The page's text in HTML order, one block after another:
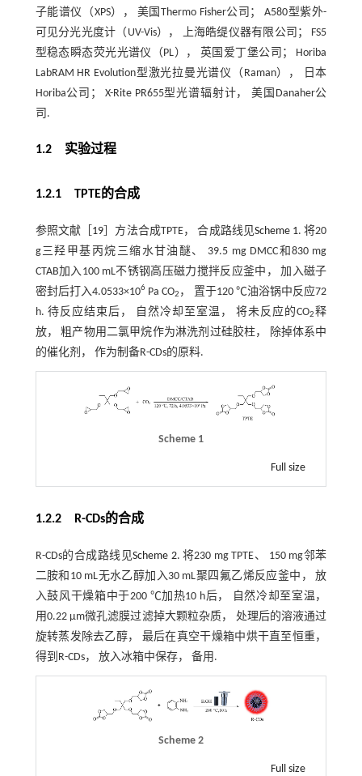
子能谱仪（XPS）， 美国Thermo Fisher公司； A580型紫外-
可见分光光度计（UV-Vis）， 上海皓缇仪器有限公司； FS5
型稳态瞬态荧光光谱仪（PL）， 英国爱丁堡公司； Horiba
LabRAM HR Evolution型激光拉曼光谱仪（Raman）， 日本
Horiba公司； X-Rite PR655型光谱辐射计， 美国Danaher公
司.
1.2 实验过程
1.2.1 TPTE的合成
参照文献［ 19 ］方法合成TPTE， 合成路线见Scheme 1. 将20
g三羟甲基丙烷三缩水甘油醚、 39.5 mg DMCC和830 mg
CTAB加入100 mL不锈钢高压磁力搅拌反应釜中， 加入磁子
密封后打入4.0533×106 Pa CO2 ， 置于120 ℃油浴锅中反应72
h. 待反应结束后， 自然冷却至室温， 将未反应的CO2释
放， 粗产物用二氯甲烷作为淋洗剂过硅胶柱， 除掉体系中
的催化剂， 作为制备R-CDs的原料.
Scheme 1
Full size
1.2.2 R-CDs的合成
R-CDs的合成路线见Scheme 2. 将230 mg TPTE、 150 mg邻苯
二胺和10 mL无水乙醇加入30 mL聚四氟乙烯反应釜中， 放
入鼓风干燥箱中于200 ℃加热10 h后， 自然冷却至室温，
用0.22 μm微孔滤膜过滤掉大颗粒杂质， 处理后的溶液通过
旋转蒸发除去乙醇， 最后在真空干燥箱中烘干直至恒重，
得到R-CDs， 放入冰箱中保存， 备用.
Scheme 2
Full size